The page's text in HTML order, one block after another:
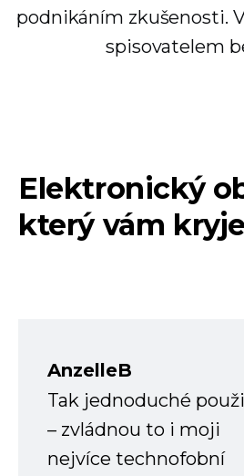
podnikáním zkušenosti.
spisovatelem
Elektronický
který vám
AnzelleB
Tak jednoduché
– zvládnou to i moji
nejvíce technofobní